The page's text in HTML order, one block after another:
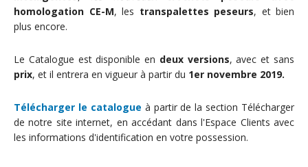
homologation CE-M, les transpalettes peseurs, et bien
plus encore.
Le Catalogue est disponible en deux versions, avec et sans
prix, et il entrera en vigueur à partir du 1er novembre 2019.
Télécharger le catalogue à partir de la section Télécharger
de notre site internet, en accédant dans l'Espace Clients avec
les informations d'identification en votre possession.